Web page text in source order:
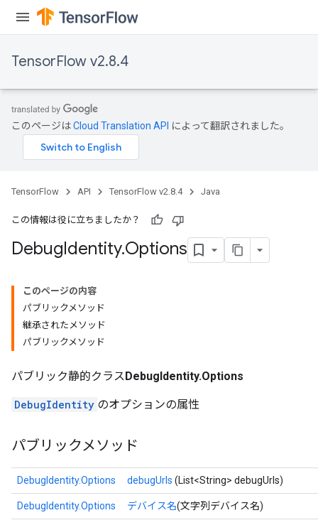
TensorFlow v2.8.4
このページはCloud Translation API によって翻訳されました。
TensorFlow API TensorFlow v2.8.4 Java
この情報は役に立ちましたか？
DebugIdentity.Options
このページの内容
パブリックメソッド
継承されたメソッド
パブリックメソッド
パブリック静的クラスDebugIdentity.Options
DebugIdentity のオプションの属性
パブリックメソッド
DebugIdentity.Options debugUrls (List<String> debugUrls)
DebugIdentity.Options デバイス名(文字列デバイス名)